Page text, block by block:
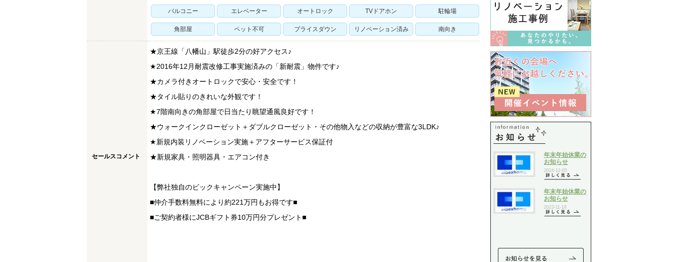
バルコニー エレベーター オートロック TVドアホン 駐輪場
角部屋 ペット不可 プライスダウン リノベーション済み 南向き
セールスコメント
★京王線「八幡山」駅徒歩2分の好アクセス♪
★2016年12月耐震改修工事実施済みの「新耐震」物件です♪
★カメラ付きオートロックで安心・安全です！
★タイル貼りのきれいな外観です！
★7階南向きの角部屋で日当たり眺望通風良好です！
★ウォークインクローゼット＋ダブルクローゼット・その他物入などの収納が豊富な3LDK♪
★新規内装リノベーション実施＋アフターサービス保証付
★新規家具・照明器具・エアコン付き
【弊社独自のビックキャンペーン実施中】
■仲介手数料無料により約221万円もお得です■
■ご契約者様にJCBギフト券10万円分プレゼント■